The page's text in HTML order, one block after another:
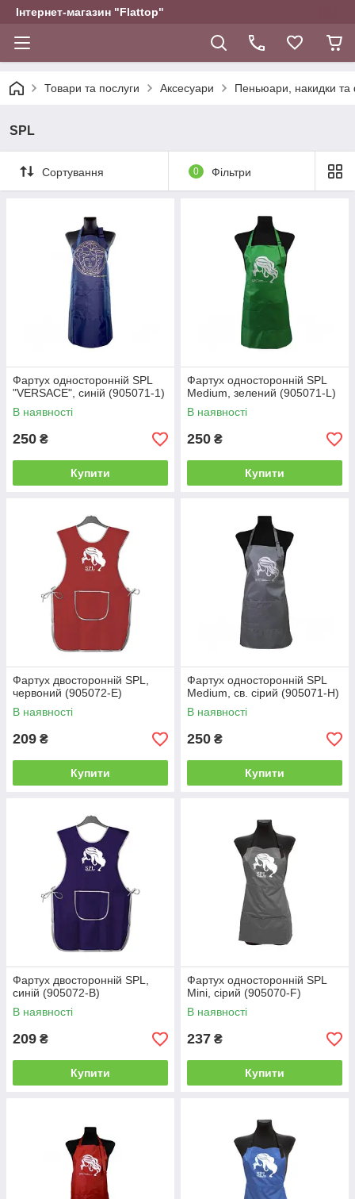
Інтернет-магазин "Flattop"
Товари та послуги Аксесуари Пеньюари, накидки та
SPL
Сортування 0 Фільтри
Фартух односторонній SPL
"VERSACE", синій (905071-1)
В наявності
250 ₴
Купити
Фартух односторонній SPL
Mеdium, зелений (905071-L)
В наявності
250 ₴
Купити
Фартух двосторонній SPL,
червоний (905072-E)
В наявності
209 ₴
Купити
Фартух односторонній SPL
Mеdium, св. сірий (905071-H)
В наявності
250 ₴
Купити
Фартух двосторонній SPL,
синій (905072-B)
В наявності
209 ₴
Купити
Фартух односторонній SPL
Mini, сірий (905070-F)
В наявності
237 ₴
Купити